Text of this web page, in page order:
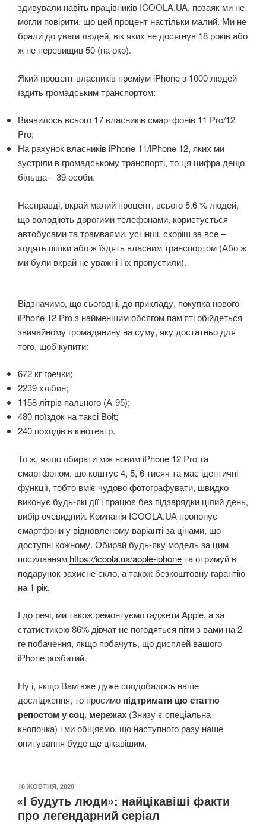
здивували навіть працівників ICOOLA.UA, позаяк ми не
могли повірити, що цей процент настільки малий. Ми не
брали до уваги людей, вік яких не досягнув 18 років або
ж не перевищив 50 (на око).
Який процент власників преміум iPhone з 1000 людей
їздить громадським транспортом:
Виявилось всього 17 власників смартфонів 11 Pro/12
Pro;
На рахунок власників iPhone 11/iPhone 12, яких ми
зустріли в громадському транспорті, то ця цифра дещо
більша – 39 особи.
Насправді, вкрай малий процент, всього 5.6 % людей,
що володіють дорогими телефонами, користується
автобусами та трамваями, усі інші, скоріш за все –
ходять пішки або ж їздять власним транспортом (Або ж
ми були вкрай не уважні і їх пропустили).
Відзначимо, що сьогодні, до прикладу, покупка нового
iPhone 12 Pro з найменшим обсягом пам’яті обійдеться
звичайному громадянину на суму, яку достатньо для
того, щоб купити:
672 кг гречки;
2239 хлібин;
1158 літрів пального (А-95);
480 поїздок на таксі Bolt;
240 походів в кінотеатр.
То ж, якщо обирати між новим iPhone 12 Pro та
смартфоном, що коштує 4, 5, 6 тисяч та має ідентичні
функції, тобто вміє чудово фотографувати, швидко
виконує будь-які дії і працює без підзарядки цілий день,
вибір очевидний. Компанія ICOOLA.UA пропонує
смартфони у відновленому варіанті за цінами, що
доступні кожному. Обирай будь-яку модель за цим
посиланням https://icoola.ua/apple-iphoneта отримуй в
подарунок захисне скло, а також безкоштовну гарантію
на 1 рік.
І до речі, ми також ремонтуємо гаджети Apple, а за
статистикою 86% дівчат не погодяться піти з вами на 2-
ге побачення, якщо побачуть, що дисплей вашого
iPhone розбитий.
Ну і, якщо Вам вже дуже сподобалось наше
дослідження, то просимо підтримати цю статтю
репостом у соц. мережах (Знизу є спеціальна
кнопочка) і ми обіцяємо, що наступного разу наше
опитування буде ще цікавішим.
ОПУБЛІКОВАНО
16 ЖОВТНЯ, 2020
«І будуть люди»: найцікавіші факти
про легендарний серіал